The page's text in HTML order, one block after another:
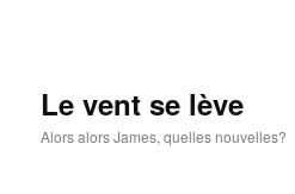
Le vent se lève
Alors alors James, quelles nouvelles?